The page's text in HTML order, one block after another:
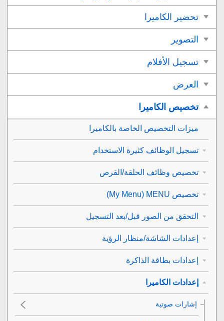
تحضير الكاميرا
التصوير
تسجيل الأفلام
العرض
تخصيص الكاميرا
ميزات التخصيص الخاصة بالكاميرا
تسجيل الوظائف كثيرة الاستخدام
تخصيص وظائف الحلقة/القرص
تخصيص MENU ‏‎(My Menu)‎‏
التحقق من الصور قبل/بعد التسجيل
إعدادات الشاشة/منظار الرؤية
إعدادات بطاقة الذاكرة
إعدادات الكاميرا
إشارات صوتية